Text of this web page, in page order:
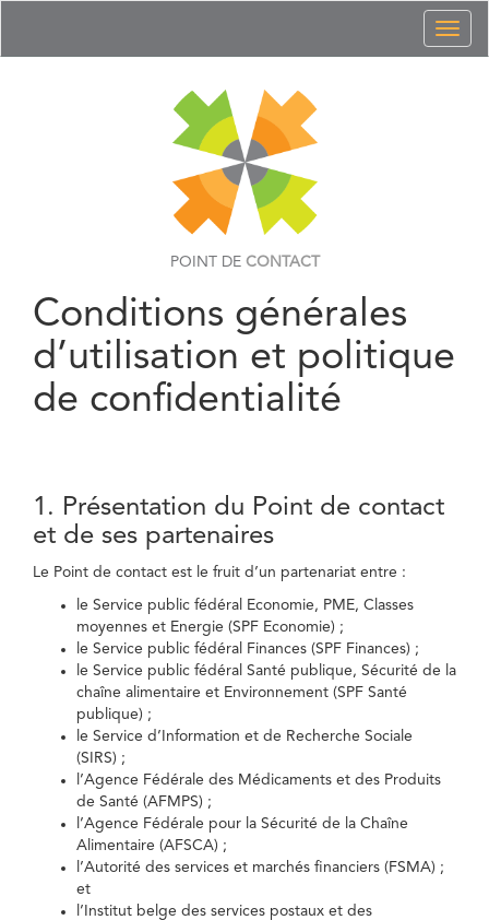
POINT DE CONTACT
Conditions générales
d’utilisation et politique
de confidentialité
1. Présentation du Point de contact
et de ses partenaires
Le Point de contact est le fruit d’un partenariat entre :
le Service public fédéral Economie, PME, Classes
moyennes et Energie (SPF Economie) ;
le Service public fédéral Finances (SPF Finances) ;
le Service public fédéral Santé publique, Sécurité de la
chaîne alimentaire et Environnement (SPF Santé
publique) ;
le Service d’Information et de Recherche Sociale
(SIRS) ;
l’Agence Fédérale des Médicaments et des Produits
de Santé (AFMPS) ;
l’Agence Fédérale pour la Sécurité de la Chaîne
Alimentaire (AFSCA) ;
l’Autorité des services et marchés financiers (FSMA) ;
et
l’Institut belge des services postaux et des